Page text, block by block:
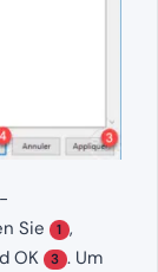
Sie
1 ,
OK 3 . Um